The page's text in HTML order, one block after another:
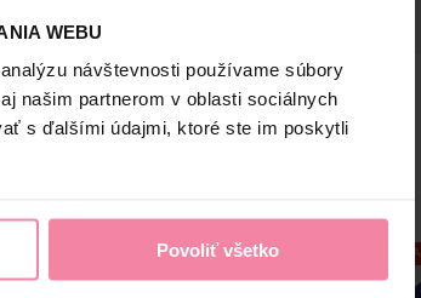
WEBU
návštevnosti používame súbory
našim partnerom v oblasti sociálnych
s ďalšími údajmi, ktoré ste im poskytli
Povoliť všetko NAŠA ZNAČKA